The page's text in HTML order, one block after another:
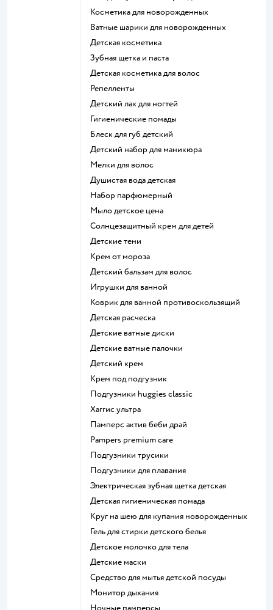
косметика для новорожденных
ватные шарики для новорожденных
детская косметика
зубная щетка и паста
детская косметика для волос
репелленты
детский лак для ногтей
гигиенические помады
блеск для губ детский
детский набор для маникюра
мелки для волос
душистая вода детская
набор парфюмерный
мыло детское цена
солнцезащитный крем для детей
детские тени
крем от мороза
детский бальзам для волос
игрушки для ванной
коврик для ванной противоскользящий
детская расческа
детские ватные диски
детские ватные палочки
детский крем
крем под подгузник
подгузники huggies classic
хаггис ультра
памперс актив беби драй
pampers premium care
подгузники трусики
подгузники для плавания
электрическая зубная щетка детская
детская гигиеническая помада
круг на шею для купания новорожденных
гель для стирки детского белья
детское молочко для тела
детские маски
средство для мытья детской посуды
монитор дыхания
ночные памперсы